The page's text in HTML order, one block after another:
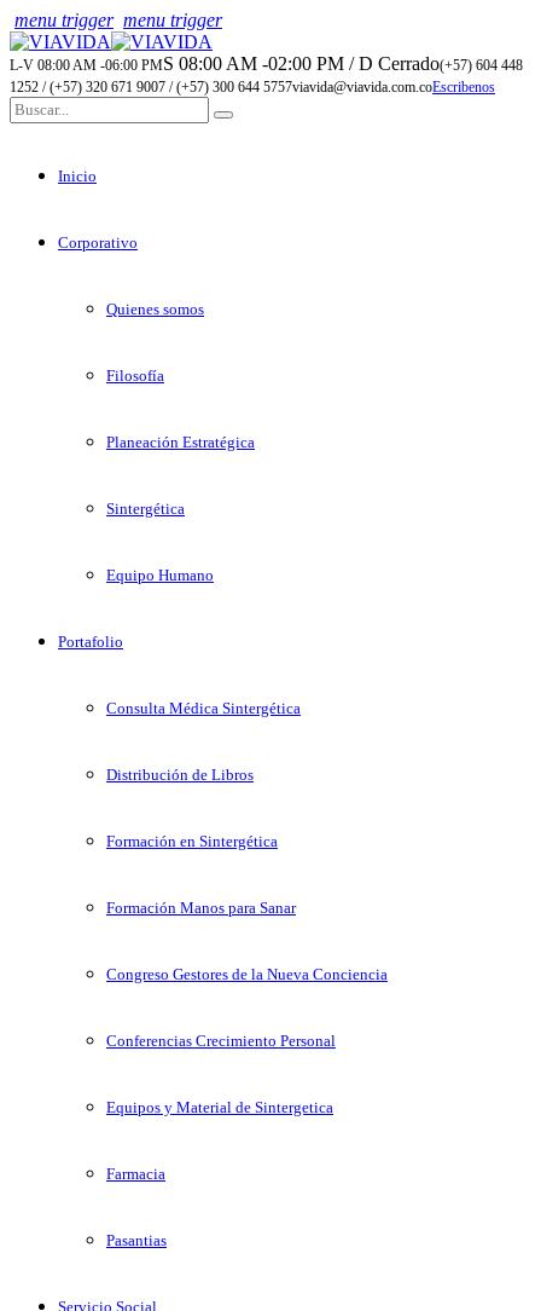
menu trigger menu trigger
L-V 08:00 AM -06:00 PMS 08:00 AM -02:00 PM / D Cerrado(+57) 604 448
1252 / (+57) 320 671 9007 / (+57) 300 644 5757viavida@viavida.com.coEscribenos
Inicio
Corporativo
Quienes somos
Filosofía
Planeación Estratégica
Sintergética
Equipo Humano
Portafolio
Consulta Médica Sintergética
Distribución de Libros
Formación en Sintergética
Formación Manos para Sanar
Congreso Gestores de la Nueva Conciencia
Conferencias Crecimiento Personal
Equipos y Material de Sintergetica
Farmacia
Pasantias
Servicio Social